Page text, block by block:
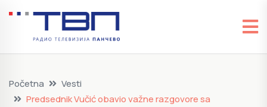
Početna
Vesti
Predsednik Vučić obavio važne razgovore sa